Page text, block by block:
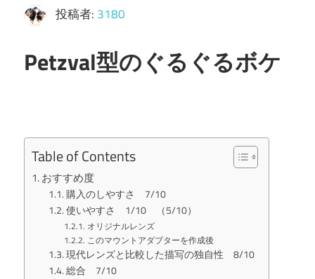
投稿者: 3180
Petzval型のぐるぐるボケ
Table of Contents
おすすめ度
購入のしやすさ 7/10
使いやすさ 1/10 （5/10）
オリジナルレンズ
このマウントアダプターを作成後
現代レンズと比較した描写の独自性 8/10
総合 7/10